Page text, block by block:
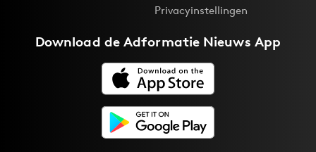
Privacyinstellingen
Download deAdformatie Nieuws App